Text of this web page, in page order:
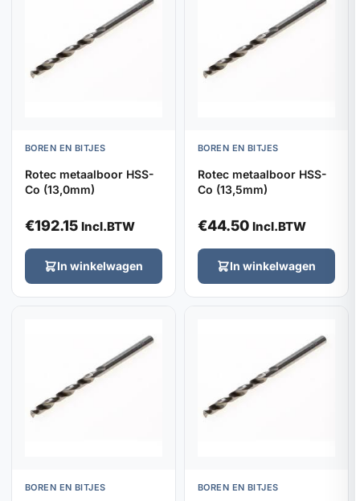
BOREN EN BITJES
Rotec metaalboor HSS-
Co (13,0mm)
€192.15 Incl.BTW
In winkelwagen
BOREN EN BITJES
Rotec metaalboor HSS-
Co (13,5mm)
€44.50 Incl.BTW
In winkelwagen
BOREN EN BITJES BOREN EN BITJES